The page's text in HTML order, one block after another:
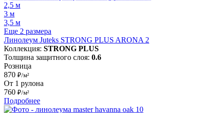
2,5 м
3 м
3,5 м
Еще 2 размера
Линолеум Juteks STRONG PLUS ARONA 2
Коллекция: STRONG PLUS
Толщина защитного слоя: 0.6
Розница
870 ₽/м²
От 1 рулона
760 ₽/м²
Подробнее